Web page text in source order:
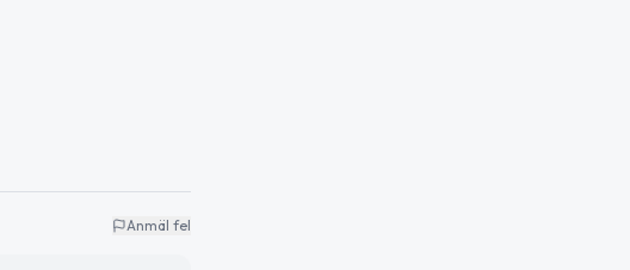
Anmäl fel